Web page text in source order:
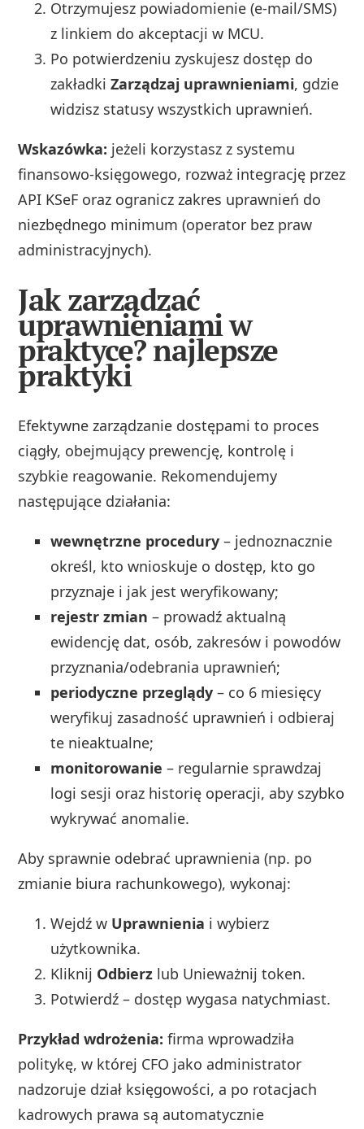
Otrzymujesz powiadomienie (e-mail/SMS)
z linkiem do akceptacji w MCU.
Po potwierdzeniu zyskujesz dostęp do
zakładkiZarządzaj uprawnieniami, gdzie
widzisz statusy wszystkich uprawnień.
Wskazówka: jeżeli korzystasz z systemu
finansowo-księgowego, rozważ integrację przez
API KSeF oraz ogranicz zakres uprawnień do
niezbędnego minimum (operator bez praw
administracyjnych).
Jak zarządzać
uprawnieniami w
praktyce? najlepsze
praktyki
Efektywne zarządzanie dostępami to proces
ciągły, obejmujący prewencję, kontrolę i
szybkie reagowanie. Rekomendujemy
następujące działania:
wewnętrzne procedury – jednoznacznie
określ, kto wnioskuje o dostęp, kto go
przyznaje i jak jest weryfikowany;
rejestr zmian – prowadź aktualną
ewidencję dat, osób, zakresów i powodów
przyznania/odebrania uprawnień;
periodyczne przeglądy – co 6 miesięcy
weryfikuj zasadność uprawnień i odbieraj
te nieaktualne;
monitorowanie – regularnie sprawdzaj
logi sesji oraz historię operacji, aby szybko
wykrywać anomalie.
Aby sprawnie odebrać uprawnienia (np. po
zmianie biura rachunkowego), wykonaj:
Wejdź w Uprawnienia i wybierz
użytkownika.
Kliknij Odbierz lub Unieważnij token.
Potwierdź – dostęp wygasa natychmiast.
Przykład wdrożenia: firma wprowadziła
politykę, w której CFO jako administrator
nadzoruje dział księgowości, a po rotacjach
kadrowych prawa są automatycznie